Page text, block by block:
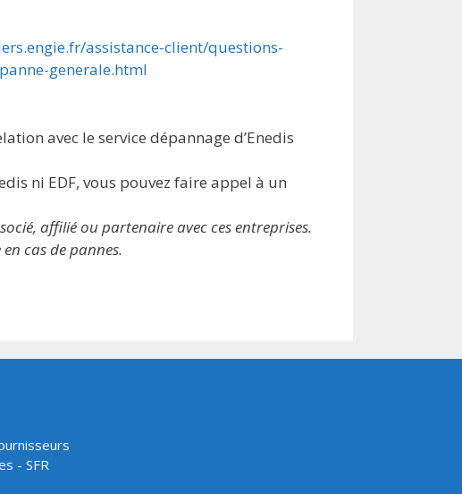
assistance-client/questions-
generale.html
avec le service dépannage d’Enedis
ni EDF, vous pouvez faire appel à un
affilié ou partenaire avec ces entreprises.
cas de pannes.
- SFR